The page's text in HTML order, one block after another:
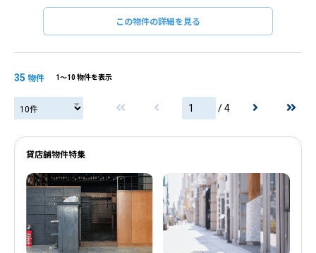
この物件の詳細を見る
35 物件 1〜10 物件を表示
/ 4
貸店舗物件特集